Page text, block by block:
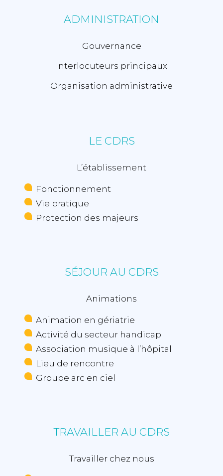
ADMINISTRATION
Gouvernance
Interlocuteurs principaux
Organisation administrative
LE CDRS
L’établissement
Fonctionnement
Vie pratique
Protection des majeurs
SÉJOUR AU CDRS
Animations
Animation en gériatrie
Activité du secteur handicap
Association musique à l’hôpital
Lieu de rencontre
Groupe arc en ciel
TRAVAILLER AU CDRS
Travailler chez nous